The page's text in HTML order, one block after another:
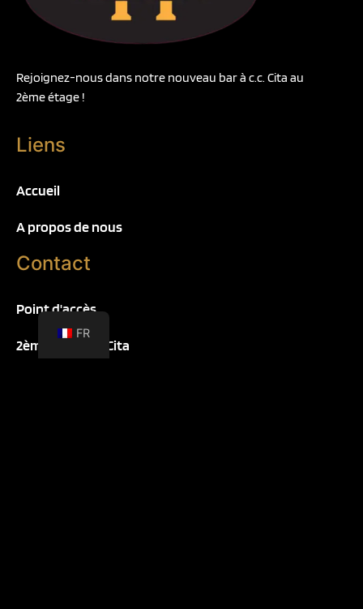
Rejoignez-nous dans notre nouveau bar à c.c. Cita au
2ème étage !
Liens
Accueil
A propos de nous
Contact
Point d'accès
2ème étage CC Cita
FR